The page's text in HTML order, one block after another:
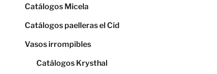
Catálogos Micela
Catálogos paelleras el Cid
Vasos irrompibles
Catálogos Krysthal